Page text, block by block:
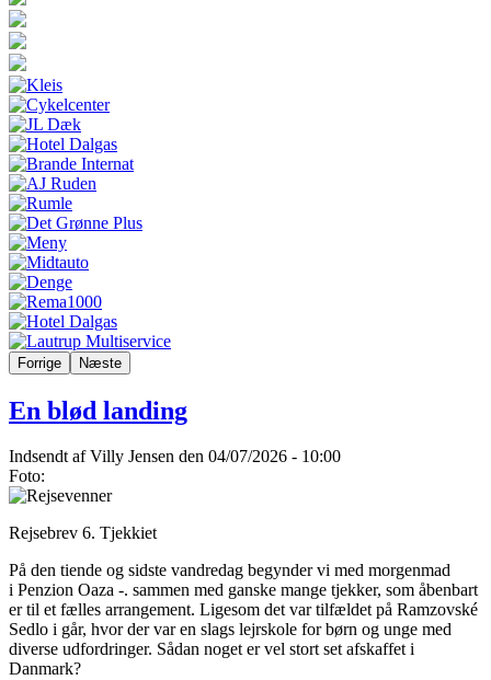
Forrige Næste
En blød landing
Indsendt afVilly Jensen den 04/07/2026 - 10:00
Foto:
Rejsebrev 6. Tjekkiet
På den tiende og sidste vandredag begynder vi med morgenmad
i Penzion Oaza -. sammen med ganske mange tjekker, som åbenbart
er til et fælles arrangement. Ligesom det var tilfældet på Ramzovské
Sedlo i går, hvor der var en slags lejrskole for børn og unge med
diverse udfordringer. Sådan noget er vel stort set afskaffet i
Danmark?